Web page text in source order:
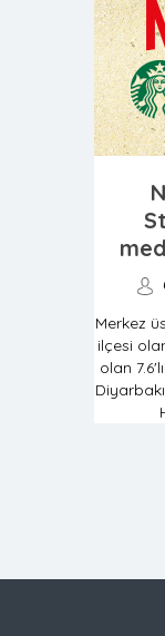
Merkez
ilçesi
olan